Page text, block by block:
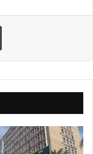
Imprimir